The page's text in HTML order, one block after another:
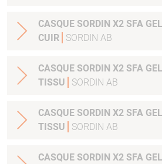
CASQUE SORDIN X2 SFA
CUIR
SORDIN AB
CASQUE SORDIN X2 SFA
TISSU
SORDIN AB
CASQUE SORDIN X2 SFA
TISSU
SORDIN AB
CASQUE SORDIN X2 SFA